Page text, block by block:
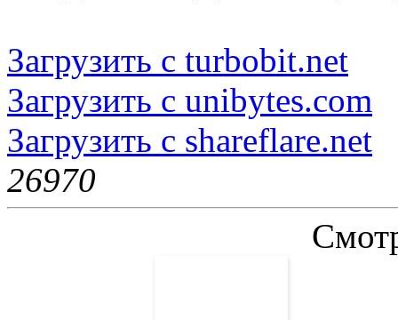
Загрузить с turbobit.net
Загрузить с unibytes.com
Загрузить с shareflare.net
26970